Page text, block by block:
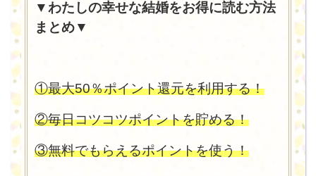
▼わたしの幸せな結婚をお得に読む方法
まとめ▼
①最大50％ポイント還元を利用する！
②毎日コツコツポイントを貯める！
③無料でもらえるポイントを使う！